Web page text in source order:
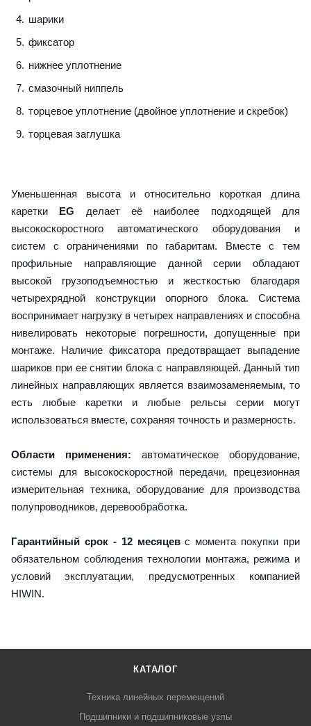
шарики
фиксатор
нижнее уплотнение
смазочный ниппель
торцевое уплотнение (двойное уплотнение и скребок)
торцевая заглушка
Уменьшенная высота и относительно короткая длина
каретки EG делает её наиболее подходящей для
высокоскоростного автоматического оборудования и
систем с ограничениями по габаритам. Вместе с тем
профильные направляющие данной серии обладают
высокой грузоподъемностью и жесткостью благодаря
четырехрядной конструкции опорного блока. Система
воспринимает нагрузку в четырех направлениях и способна
нивелировать некоторые погрешности, допущенные при
монтаже. Наличие фиксатора предотвращает выпадение
шариков при ее снятии блока с направляющей. Данный тип
линейных направляющих является взаимозаменяемым, то
есть любые каретки и любые рельсы серии могут
использоваться вместе, сохраняя точность и размерность.
Области применения: автоматическое оборудование,
системы для высокоскоростной передачи, прецезионная
измерительная техника, оборудование для производства
полупроводников, деревообработка.
Гарантийный срок - 12 месяцевс момента покупки при
обязательном соблюдения технологии монтажа, режима и
условий эксплуатации, предусмотренных компанией
HIWIN.
КАТАЛОГ
Техника линейных перемещений
Подшипники и подшипниковые узлы